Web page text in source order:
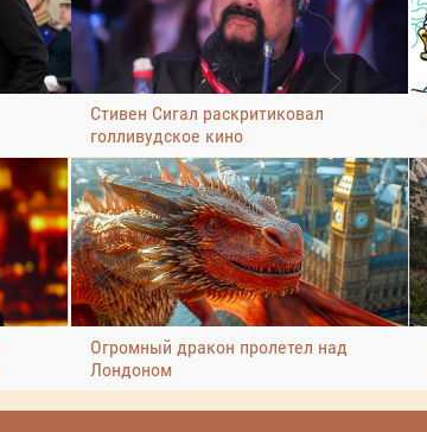
Стивен Сигал раскритиковал
голливудское кино
Огромный дракон пролетел над
Лондоном